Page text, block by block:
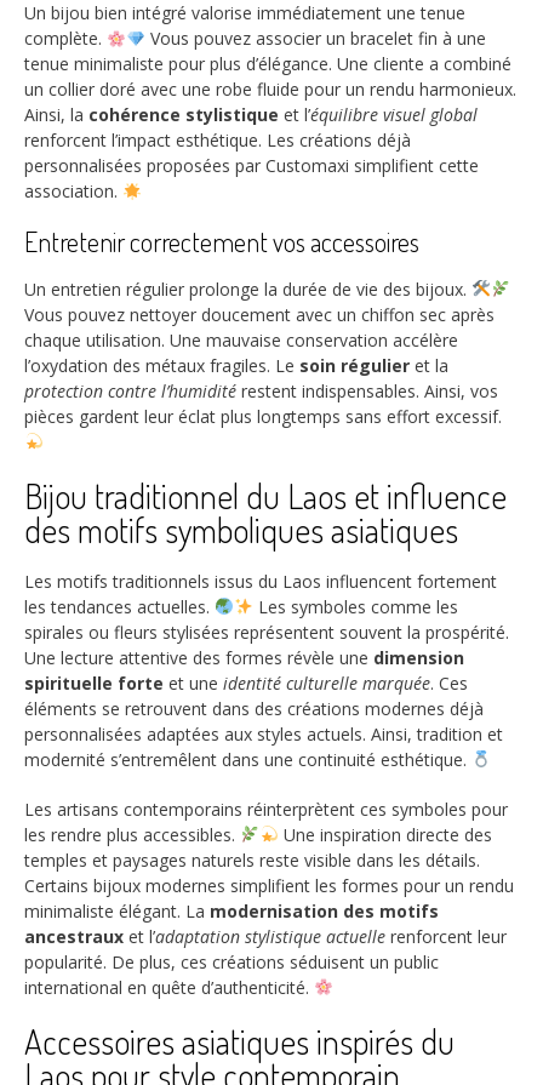
Un bijou bien intégré valorise immédiatement une tenue
complète.
Vous pouvez associer un bracelet fin à une
tenue minimaliste pour plus d’élégance. Une cliente a combiné
un collier doré avec une robe fluide pour un rendu harmonieux.
Ainsi, la cohérence stylistique et l’équilibre visuel global
renforcent l’impact esthétique. Les créations déjà
personnalisées proposées par Customaxi simplifient cette
association.
Entretenir correctement vos accessoires
Un entretien régulier prolonge la durée de vie des bijoux.
Vous pouvez nettoyer doucement avec un chiffon sec après
chaque utilisation. Une mauvaise conservation accélère
l’oxydation des métaux fragiles. Le soin régulier et la
protection contre l’humidité restent indispensables. Ainsi, vos
pièces gardent leur éclat plus longtemps sans effort excessif.
Bijou traditionnel du Laos et influence
des motifs symboliques asiatiques
Les motifs traditionnels issus du Laos influencent fortement
les tendances actuelles.
Les symboles comme les
spirales ou fleurs stylisées représentent souvent la prospérité.
Une lecture attentive des formes révèle une dimension
spirituelle forte et une identité culturelle marquée. Ces
éléments se retrouvent dans des créations modernes déjà
personnalisées adaptées aux styles actuels. Ainsi, tradition et
modernité s’entremêlent dans une continuité esthétique.
Les artisans contemporains réinterprètent ces symboles pour
les rendre plus accessibles.
Une inspiration directe des
temples et paysages naturels reste visible dans les détails.
Certains bijoux modernes simplifient les formes pour un rendu
minimaliste élégant. La modernisation des motifs
ancestraux et l’adaptation stylistique actuelle renforcent leur
popularité. De plus, ces créations séduisent un public
international en quête d’authenticité.
Accessoires asiatiques inspirés du
Laos pour style contemporain